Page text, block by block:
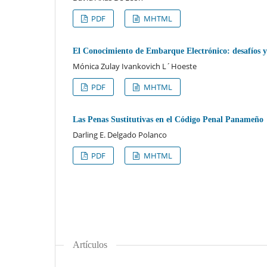
PDF
MHTML
El Conocimiento de Embarque Electrónico: desafíos
Mónica Zulay Ivankovich L´Hoeste
PDF
MHTML
Las Penas Sustitutivas en el Código Penal Panameño
Darling E. Delgado Polanco
PDF
MHTML
Artículos